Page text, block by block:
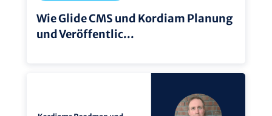
Wie Glide CMS und Kordiam Planung
und Veröffentlic...